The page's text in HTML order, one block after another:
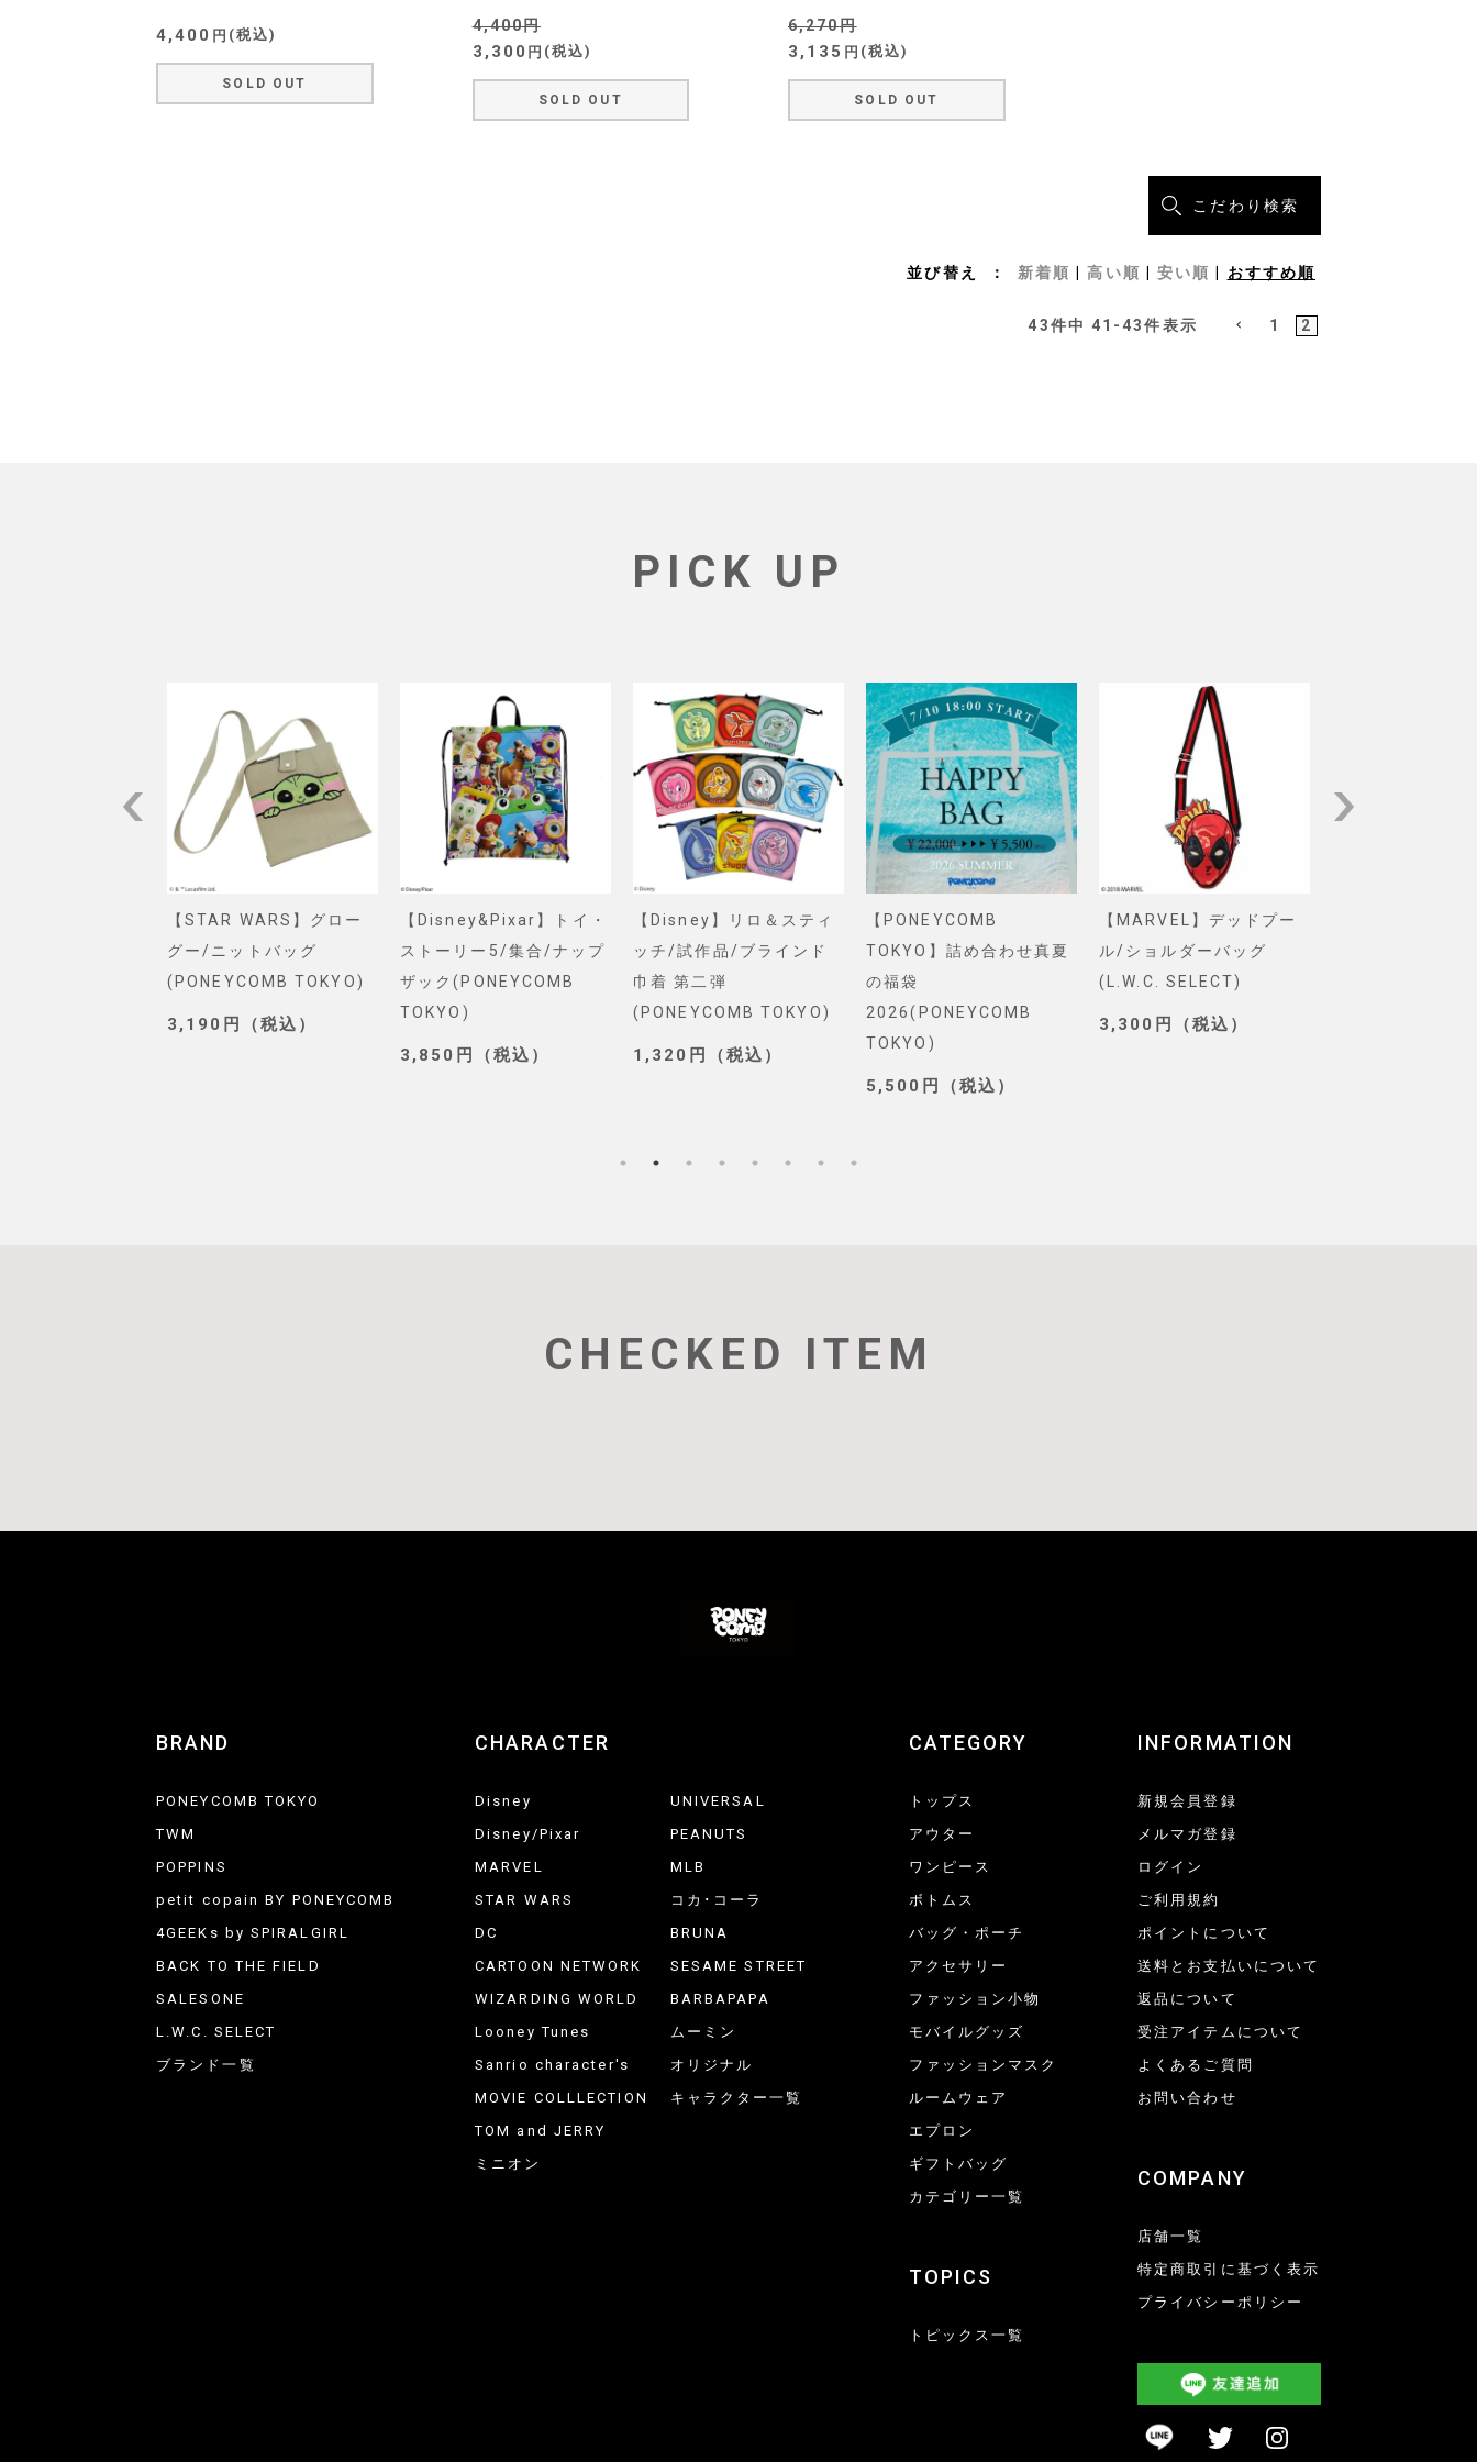
4,400 税込
SOLD OUT
4,400
3,300 税込
SOLD OUT
6,270
3,135 税込
SOLD OUT
こだわり検索
並び替え 新着順 高い順 安い順 おすすめ順
43件中 41 - 43件表示 1 2
PICK UP
【STAR WARS】グロー
グー/ニットバッグ
(PONEYCOMB TOKYO)
3,190円（税込）
【Disney&Pixar】トイ・
ストーリー5/集合/ナップ
ザック(PONEYCOMB
TOKYO)
3,850円（税込）
【Disney】リロ＆スティ
ッチ/試作品/ブラインド
巾着 第二弾
(PONEYCOMB TOKYO)
1,320円（税込）
【PONEYCOMB
TOKYO】詰め合わせ真夏
の福袋
2026(PONEYCOMB
TOKYO)
5,500円（税込）
【MARVEL】デッドプー
ル/ショルダーバッグ
(L.W.C. SELECT)
3,300円（税込）
CHECKED ITEM
BRAND
PONEYCOMB TOKYO
TWM
POPPINS
petit copain BY PONEYCOMB
4GEEKs by SPIRALGIRL
BACK TO THE FIELD
SALESONE
L.W.C. SELECT
ブランド一覧
CHARACTER
Disney
Disney/Pixar
MARVEL
STAR WARS
DC
CARTOON NETWORK
WIZARDING WORLD
Looney Tunes
Sanrio character's
MOVIE COLLLECTION
TOM and JERRY
ミニオン
UNIVERSAL
PEANUTS
MLB
コカ･コーラ
BRUNA
SESAME STREET
BARBAPAPA
ムーミン
オリジナル
キャラクター一覧
CATEGORY
トップス
アウター
ワンピース
ボトムス
バッグ・ポーチ
アクセサリー
ファッション小物
モバイルグッズ
ファッションマスク
ルームウェア
エプロン
ギフトバッグ
カテゴリー一覧
TOPICS
トピックス一覧
INFORMATION
新規会員登録
メルマガ登録
ログイン
ご利用規約
ポイントについて
送料とお支払いについて
返品について
受注アイテムについて
よくあるご質問
お問い合わせ
COMPANY
店舗一覧
特定商取引に基づく表示
プライバシーポリシー